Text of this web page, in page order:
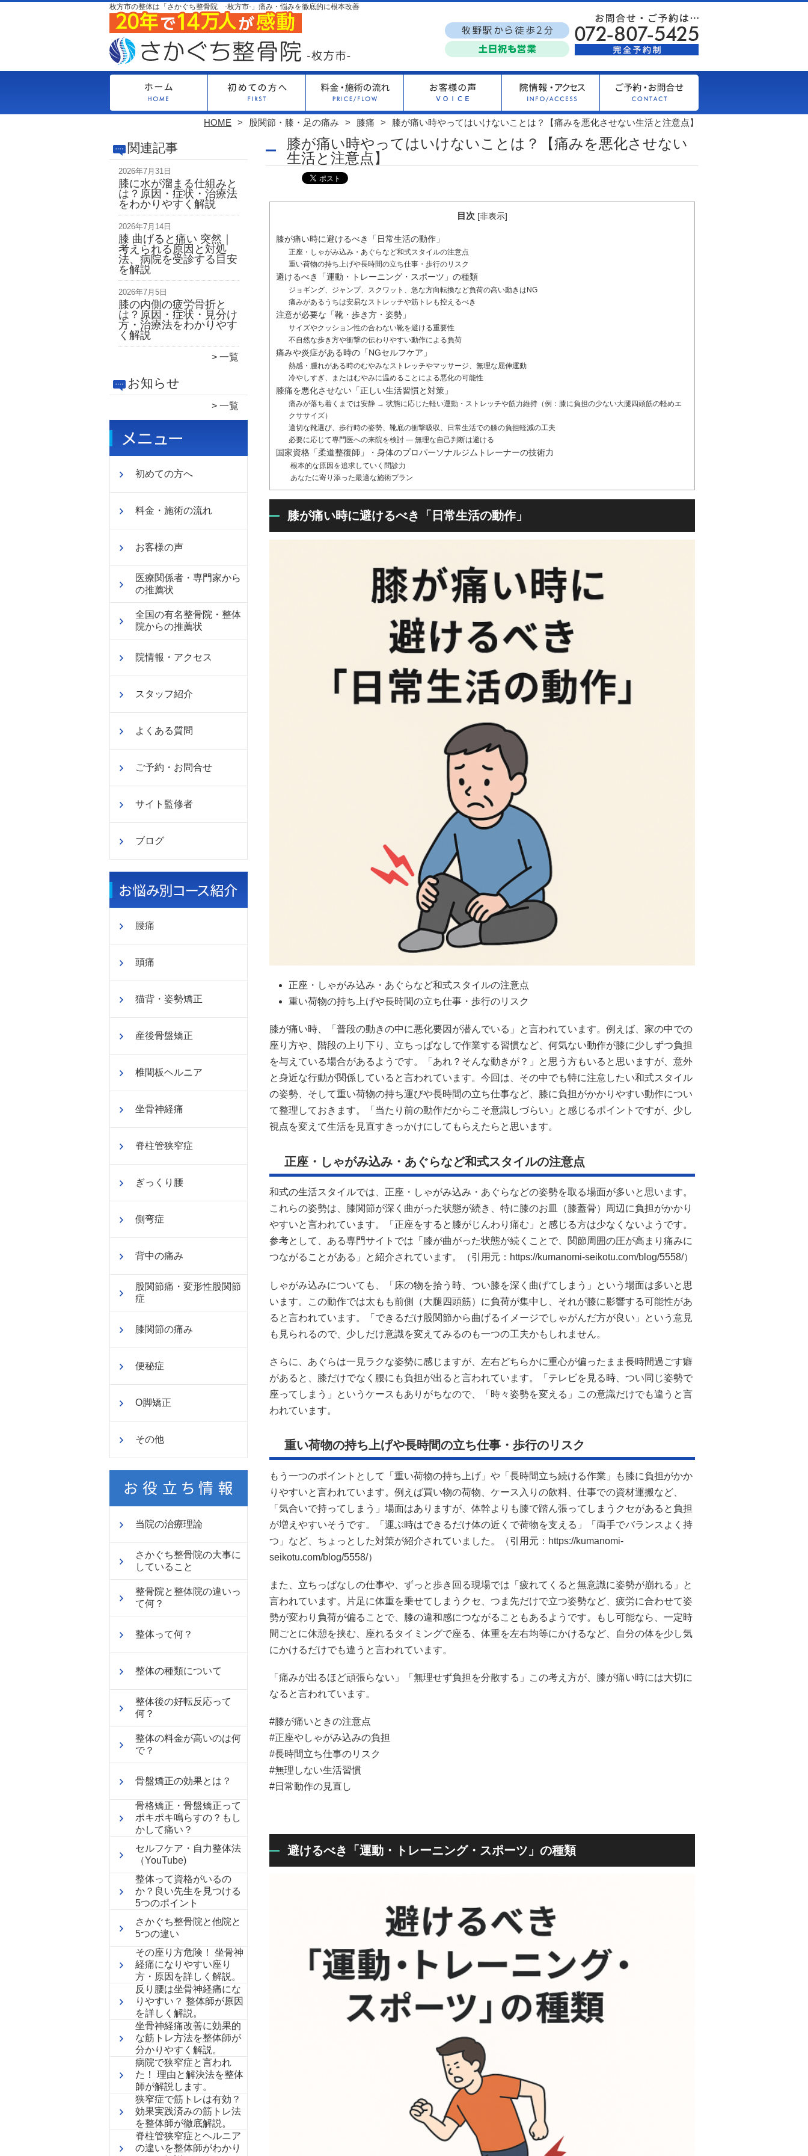
枚方市の整体は「さかぐち整骨院 -枚方市-」痛み・悩みを徹底的に根本改善
HOME 股関節・膝・足の痛み 膝痛 膝が痛い時やってはいけないことは？【痛みを悪化させない生活と注意点】
関連記事
2026年7月31日
膝に水が溜まる仕組みと
は？原因・症状・治療法
をわかりやすく解説
2026年7月14日
膝 曲げると痛い 突然｜
考えられる原因と対処
法、病院を受診する目安
を解説
2026年7月5日
膝の内側の疲労骨折と
は？原因・症状・見分け
方・治療法をわかりやす
く解説
一覧
お知らせ
一覧
初めての方へ
料金・施術の流れ
お客様の声
医療関係者・専門家から
の推薦状
全国の有名整骨院・整体
院からの推薦状
院情報・アクセス
スタッフ紹介
よくある質問
ご予約・お問合せ
サイト監修者
ブログ
腰痛
頭痛
猫背・姿勢矯正
産後骨盤矯正
椎間板ヘルニア
坐骨神経痛
脊柱管狭窄症
ぎっくり腰
側弯症
背中の痛み
股関節痛・変形性股関節
症
膝関節の痛み
便秘症
O脚矯正
その他
当院の治療理論
さかぐち整骨院の大事に
していること
整骨院と整体院の違いっ
て何？
整体って何？
整体の種類について
整体後の好転反応って
何？
整体の料金が高いのは何
で？
骨盤矯正の効果とは？
骨格矯正・骨盤矯正って
ポキポキ鳴らすの？もし
かして痛い？
セルフケア・自力整体法
（YouTube)
整体って資格がいるの
か？良い先生を見つける
5つのポイント
さかぐち整骨院と他院と
5つの違い
その座り方危険！ 坐骨神
経痛になりやすい座り
方・原因を詳しく解説。
反り腰は坐骨神経痛にな
りやすい？ 整体師が原因
を詳しく解説。
坐骨神経痛改善に効果的
な筋トレ方法を整体師が
分かりやすく解説。
病院で狭窄症と言われ
た！ 理由と解決法を整体
師が解説します。
狭窄症で筋トレは有効？
効果実践済みの筋トレ法
を整体師が徹底解説。
脊柱管狭窄症とヘルニア
の違いを整体師がわかり
膝が痛い時やってはいけないことは？【痛みを悪化させない
生活と注意点】
目次 [非表示]
膝が痛い時に避けるべき「日常生活の動作」
正座・しゃがみ込み・あぐらなど和式スタイルの注意点
重い荷物の持ち上げや長時間の立ち仕事・歩行のリスク
避けるべき「運動・トレーニング・スポーツ」の種類
ジョギング、ジャンプ、スクワット、急な方向転換など負荷の高い動きはNG
痛みがあるうちは安易なストレッチや筋トレも控えるべき
注意が必要な「靴・歩き方・姿勢」
サイズやクッション性の合わない靴を避ける重要性
不自然な歩き方や衝撃の伝わりやすい動作による負荷
痛みや炎症がある時の「NGセルフケア」
熱感・腫れがある時のむやみなストレッチやマッサージ、無理な屈伸運動
冷やしすぎ、またはむやみに温めることによる悪化の可能性
膝痛を悪化させない「正しい生活習慣と対策」
痛みが落ち着くまでは安静 → 状態に応じた軽い運動・ストレッチや筋力維持（例：膝に負担の少ない大腿四頭筋の軽めエ
クササイズ）
適切な靴選び、歩行時の姿勢、靴底の衝撃吸収、日常生活での膝の負担軽減の工夫
必要に応じて専門医への来院を検討 — 無理な自己判断は避ける
国家資格「柔道整復師」・身体のプロパーソナルジムトレーナーの技術力
根本的な原因を追求していく問診力
あなたに寄り添った最適な施術プラン
膝が痛い時に避けるべき「日常生活の動作」
正座・しゃがみ込み・あぐらなど和式スタイルの注意点
重い荷物の持ち上げや長時間の立ち仕事・歩行のリスク
膝が痛い時、「普段の動きの中に悪化要因が潜んでいる」と言われています。例えば、家の中での
座り方や、階段の上り下り、立ちっぱなしで作業する習慣など、何気ない動作が膝に少しずつ負担
を与えている場合があるようです。「あれ？そんな動きが？」と思う方もいると思いますが、意外
と身近な行動が関係していると言われています。今回は、その中でも特に注意したい和式スタイル
の姿勢、そして重い荷物の持ち運びや長時間の立ち仕事など、膝に負担がかかりやすい動作につい
て整理しておきます。「当たり前の動作だからこそ意識しづらい」と感じるポイントですが、少し
視点を変えて生活を見直すきっかけにしてもらえたらと思います。
正座・しゃがみ込み・あぐらなど和式スタイルの注意点
和式の生活スタイルでは、正座・しゃがみ込み・あぐらなどの姿勢を取る場面が多いと思います。
これらの姿勢は、膝関節が深く曲がった状態が続き、特に膝のお皿（膝蓋骨）周辺に負担がかかり
やすいと言われています。「正座をすると膝がじんわり痛む」と感じる方は少なくないようです。
参考として、ある専門サイトでは「膝が曲がった状態が続くことで、関節周囲の圧が高まり痛みに
つながることがある」と紹介されています。（引用元：https://kumanomi-seikotu.com/blog/5558/）
しゃがみ込みについても、「床の物を拾う時、つい膝を深く曲げてしまう」という場面は多いと思
います。この動作では太もも前側（大腿四頭筋）に負荷が集中し、それが膝に影響する可能性があ
ると言われています。「できるだけ股関節から曲げるイメージでしゃがんだ方が良い」という意見
も見られるので、少しだけ意識を変えてみるのも一つの工夫かもしれません。
さらに、あぐらは一見ラクな姿勢に感じますが、左右どちらかに重心が偏ったまま長時間過ごす癖
があると、膝だけでなく腰にも負担が出ると言われています。「テレビを見る時、つい同じ姿勢で
座ってしまう」というケースもありがちなので、「時々姿勢を変える」この意識だけでも違うと言
われています。
重い荷物の持ち上げや長時間の立ち仕事・歩行のリスク
もう一つのポイントとして「重い荷物の持ち上げ」や「長時間立ち続ける作業」も膝に負担がかか
りやすいと言われています。例えば買い物の荷物、ケース入りの飲料、仕事での資材運搬など、
「気合いで持ってしまう」場面はありますが、体幹よりも膝で踏ん張ってしまうクセがあると負担
が増えやすいそうです。「運ぶ時はできるだけ体の近くで荷物を支える」「両手でバランスよく持
つ」など、ちょっとした対策が紹介されていました。（引用元：https://kumanomi-
seikotu.com/blog/5558/）
また、立ちっぱなしの仕事や、ずっと歩き回る現場では「疲れてくると無意識に姿勢が崩れる」と
言われています。片足に体重を乗せてしまうクセ、つま先だけで立つ姿勢など、疲労に合わせて姿
勢が変わり負荷が偏ることで、膝の違和感につながることもあるようです。もし可能なら、一定時
間ごとに休憩を挟む、座れるタイミングで座る、体重を左右均等にかけるなど、自分の体を少し気
にかけるだけでも違うと言われています。
「痛みが出るほど頑張らない」「無理せず負担を分散する」この考え方が、膝が痛い時には大切に
なると言われています。
#膝が痛いときの注意点
#正座やしゃがみ込みの負担
#長時間立ち仕事のリスク
#無理しない生活習慣
#日常動作の見直し
避けるべき「運動・トレーニング・スポーツ」の種類